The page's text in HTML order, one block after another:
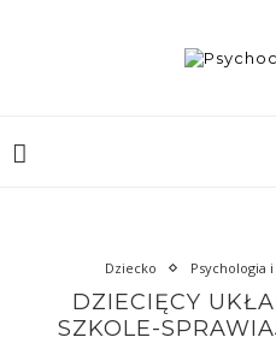
Dziecko Psychologia
DZIECIĘCY
SZKOLE-